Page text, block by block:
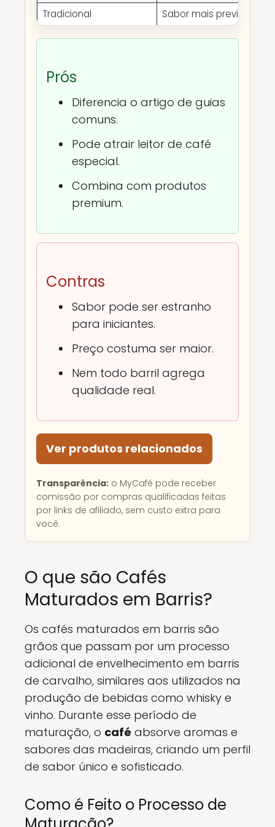
Tradicional
Sabor mais previsível
Prós
Diferencia o artigo de guias
comuns.
Pode atrair leitor de café
especial.
Combina com produtos
premium.
Contras
Sabor pode ser estranho
para iniciantes.
Preço costuma ser maior.
Nem todo barril agrega
qualidade real.
Ver produtos relacionados
Transparência: o MyCafé pode receber
comissão por compras qualificadas feitas
por links de afiliado, sem custo extra para
você.
O que são Cafés
Maturados em Barris?
Os cafés maturados em barris são
grãos que passam por um processo
adicional de envelhecimento em barris
de carvalho, similares aos utilizados na
produção de bebidas como whisky e
vinho. Durante esse período de
maturação, o café absorve aromas e
sabores das madeiras, criando um perfil
de sabor único e sofisticado.
Como é Feito o Processo de